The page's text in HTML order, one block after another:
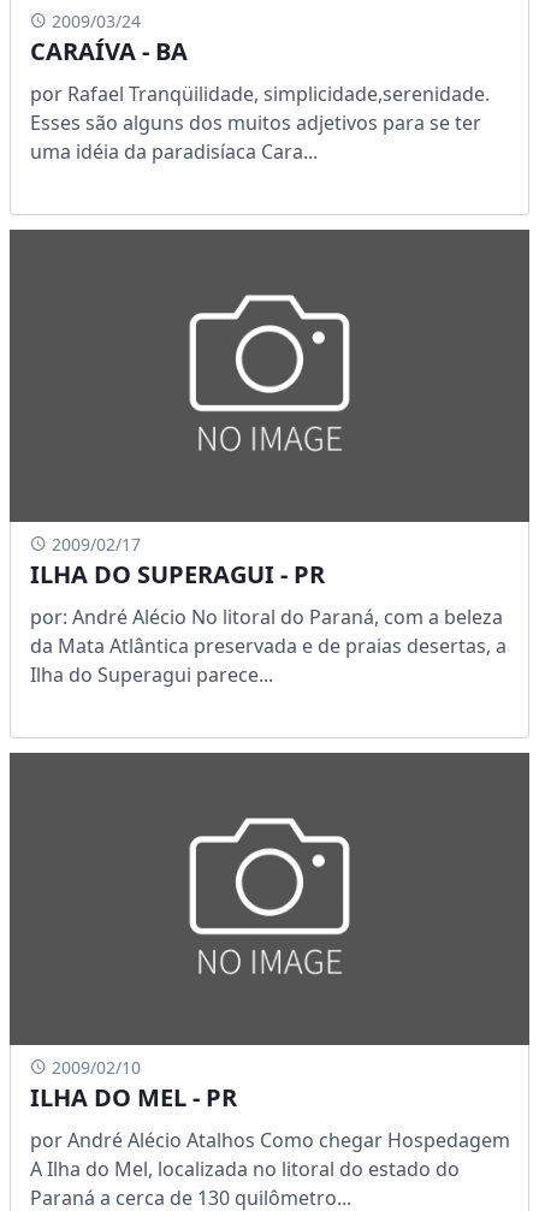
2009/03/24
CARAÍVA - BA
por Rafael Tranqüilidade, simplicidade,serenidade.
Esses são alguns dos muitos adjetivos para se ter
uma idéia da paradisíaca Cara...
2009/02/17
ILHA DO SUPERAGUI - PR
por: André Alécio No litoral do Paraná, com a beleza
da Mata Atlântica preservada e de praias desertas, a
Ilha do Superagui parece...
2009/02/10
ILHA DO MEL - PR
por André Alécio Atalhos Como chegar Hospedagem
A Ilha do Mel, localizada no litoral do estado do
Paraná a cerca de 130 quilômetro...